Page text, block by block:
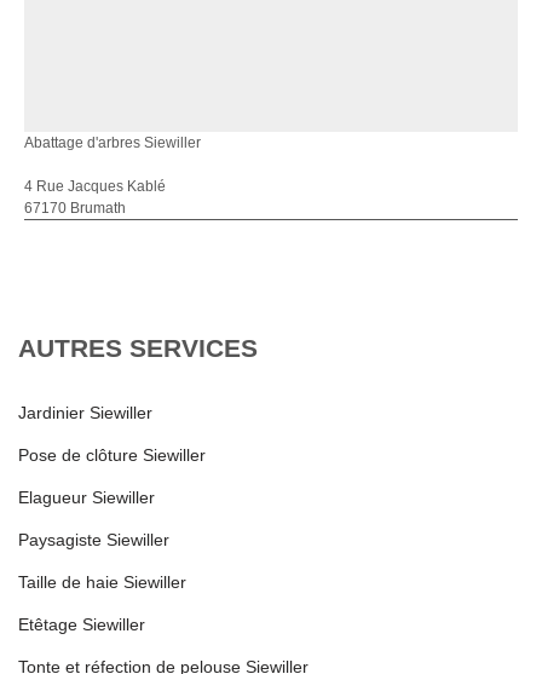
Abattage d'arbres Siewiller
4 Rue Jacques Kablé
67170 Brumath
AUTRES SERVICES
Jardinier Siewiller
Pose de clôture Siewiller
Elagueur Siewiller
Paysagiste Siewiller
Taille de haie Siewiller
Etêtage Siewiller
Tonte et réfection de pelouse Siewiller